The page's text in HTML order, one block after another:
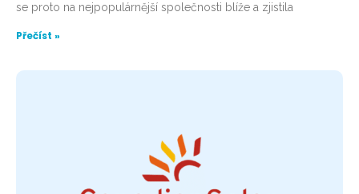
se proto na nejpopulárnější společnosti blíže a zjistila
Přečíst »